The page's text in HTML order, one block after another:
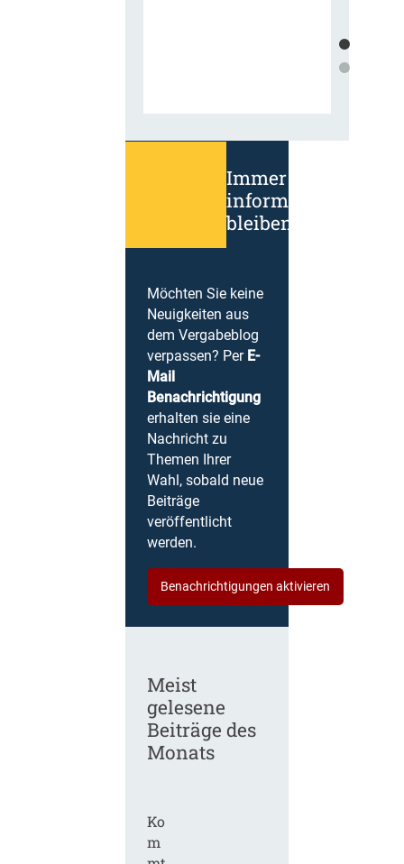
Immer
informiert
bleiben!
Möchten Sie keine
Neuigkeiten aus
dem Vergabeblog
verpassen? Per E-
Mail
Benachrichtigung
erhalten sie eine
Nachricht zu
Themen Ihrer
Wahl, sobald neue
Beiträge
veröffentlicht
werden.
Benachrichtigungen aktivieren
Meist
gelesene
Beiträge des
Monats
Ko
m